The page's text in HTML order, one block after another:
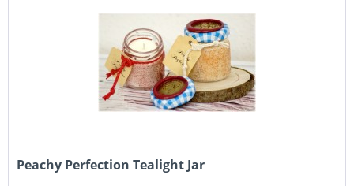
Peachy Perfection Tealight Jar